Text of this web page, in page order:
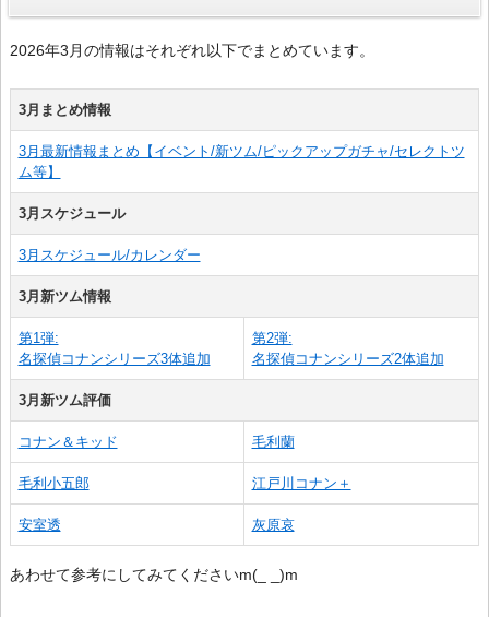
2026年3月の情報はそれぞれ以下でまとめています。
3月まとめ情報
3月最新情報まとめ【イベント/新ツム/ピックアップガチャ/セレクトツ
ム等】
3月スケジュール
3月スケジュール/カレンダー
3月新ツム情報
第1弾:
名探偵コナンシリーズ3体追加
第2弾:
名探偵コナンシリーズ2体追加
3月新ツム評価
コナン＆キッド 毛利蘭
毛利小五郎 江戸川コナン＋
安室透 灰原哀
あわせて参考にしてみてくださいm(_ _)m